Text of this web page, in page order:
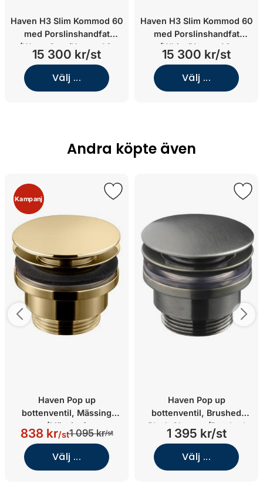
Haven H3 Slim Kommod 60
med Porslinshandfat
(Warm Grey/Knopp A2.
02/Krom)
15 300 kr/st
Välj ...
Haven H3 Slim Kommod 60
med Porslinshandfat
(White/Knopp A2.
06/Mässing)
15 300 kr/st
Välj ...
Andra köpte även
Kampanj
Haven Pop up
bottenventil, Mässing
(Mässing)
838 kr/st1 095 kr/st
Välj ...
Haven Pop up
bottenventil, Brushed
Black Chrome (Brushed
Black Chrome)
1 395 kr/st
Välj ...